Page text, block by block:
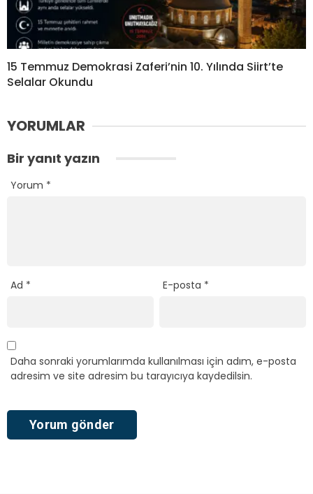
15 Temmuz Demokrasi Zaferi’nin 10. Yılında Siirt’te
Selalar Okundu
YORUMLAR
Bir yanıt yazın
Yorum *
Ad * E-posta *
Daha sonraki yorumlarımda kullanılması için adım, e-posta
adresim ve site adresim bu tarayıcıya kaydedilsin.